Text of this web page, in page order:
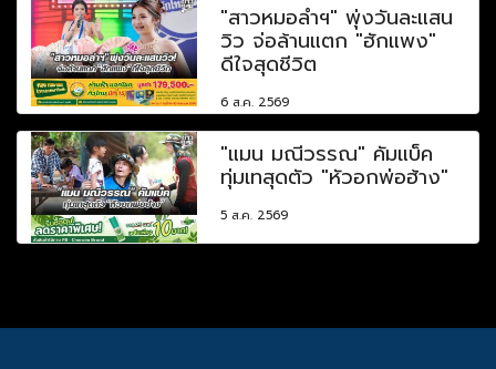
"สาวหมอลำฯ" พุ่งวันละแสน
วิว จ่อล้านแตก "ฮักแพง"
ดีใจสุดชีวิต
6 ส.ค. 2569
"แมน มณีวรรณ" คัมแบ็ค
ทุ่มเทสุดตัว "หัวอกพ่อฮ้าง"
5 ส.ค. 2569